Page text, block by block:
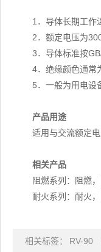
1．导体长期工
2．额定电压为
3．导体标准按
4．绝缘颜色通常
5．一般为用电设
产品用途
适用与交流额定
相关产品
阻燃系列：阻燃
耐火系列：耐火
相关标签： RV-90